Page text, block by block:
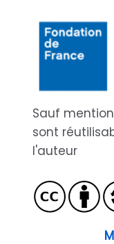
Sauf
sont
l'auteur